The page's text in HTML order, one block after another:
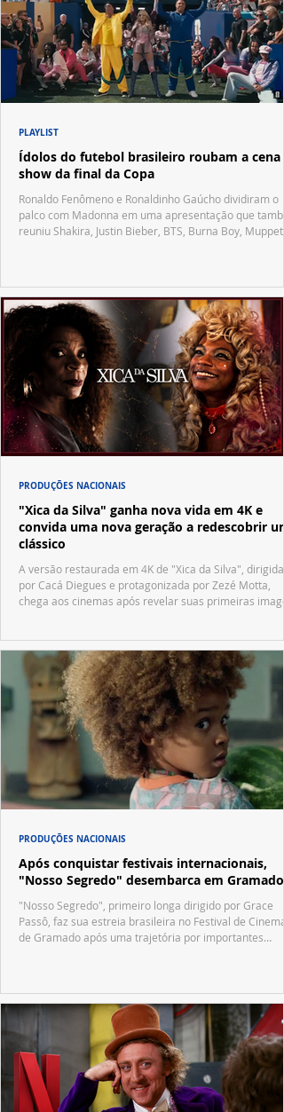
Ídolos do futebol brasileiro roubam a cena
show da final da Copa
Ronaldo Fenômeno e Ronaldinho Gaúcho dividiram o
palco com Madonna em uma apresentação que
reuniu Shakira, Justin Bieber, BTS, Burna Boy, Muppets,
PLAYLIST
"Xica da Silva" ganha nova vida em 4K e
convida uma nova geração a redescobrir um
clássico
A versão restaurada em 4K de "Xica da Silva", dirigida
por Cacá Diegues e protagonizada por Zezé Motta,
chega aos cinemas após revelar suas primeiras
PRODUÇÕES NACIONAIS
Após conquistar festivais internacionais,
"Nosso Segredo" desembarca em Gramado
"Nosso Segredo", primeiro longa dirigido por Grace
Passô, faz sua estreia brasileira no Festival de Cinema
de Gramado após uma trajetória por importantes
PRODUÇÕES NACIONAIS